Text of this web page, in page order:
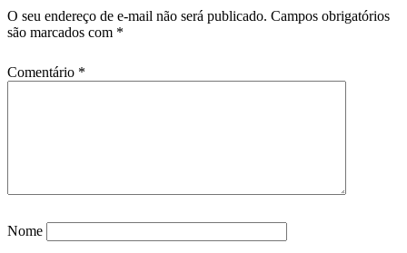
O seu endereço de e-mail não será publicado. Campos obrigatórios
são marcados com *
Comentário *
Nome